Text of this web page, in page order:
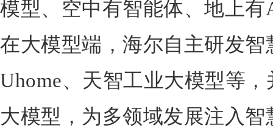
模型、空中有智能体、地上
在大模型端，海尔自主研发
Uhome、天智工业大模型等，
大模型，为多领域发展注入